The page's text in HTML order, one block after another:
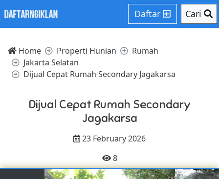
Daftar Cari
Home Properti Hunian
Rumah
Jakarta Selatan
Dijual Cepat Rumah Secondary Jagakarsa
Dijual Cepat Rumah Secondary
Jagakarsa
23 February 2026
8